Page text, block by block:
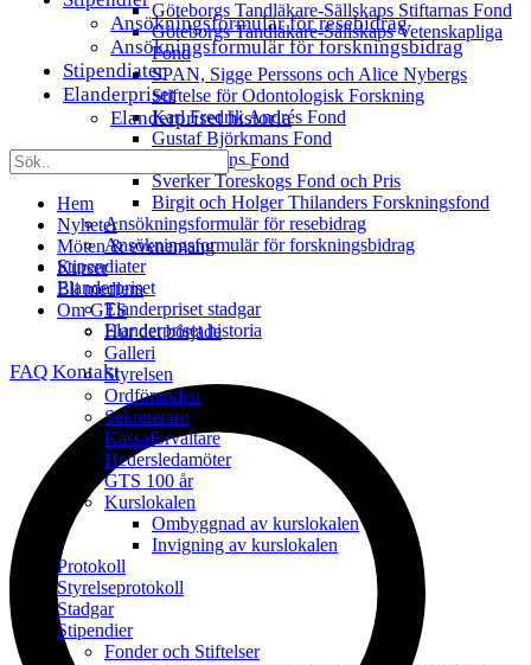
Göteborgs Tandläkare-Sällskaps Stiftarnas Fond
Göteborgs Tandläkare-Sällskaps Vetenskapliga
Fond
SPAN, Sigge Perssons och Alice Nybergs
Stiftelse för Odontologisk Forskning
Karl Fredrik Andrés Fond
Gustaf Björkmans Fond
Inga Floréns Fond
Sverker Toreskogs Fond och Pris
Birgit och Holger Thilanders Forskningsfond
Ansökningsformulär för resebidrag
Ansökningsformulär för forskningsbidrag
Stipendiater
Elanderpriset
Elanderpriset stadgar
Elanderpriset historia
FAQ Kontakt
Ansökningsformulär för resebidrag
Ansökningsformulär för forskningsbidrag
Stipendiater
Elanderpriset
Elanderpriset historia
Hem
Nyheter
Möten & evenemang
Kurser
Bli medlem
Om GTS
Hur det började
Galleri
Styrelsen
Ordföranden
Sekreterare
Kassaförvaltare
Hedersledamöter
GTS 100 år
Kurslokalen
Ombyggnad av kurslokalen
Invigning av kurslokalen
Protokoll
Styrelseprotokoll
Stadgar
Stipendier
Fonder och Stiftelser